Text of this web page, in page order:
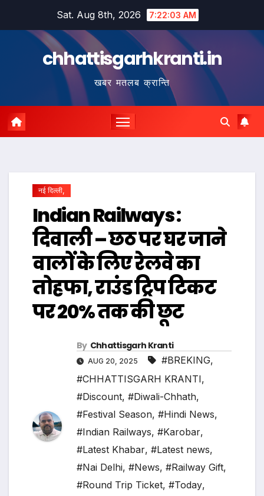
Sat. Aug 8th, 2026 7:22:04 AM
chhattisgarhkranti.in
खबर मतलब क्रान्ति
नई दिल्ली,
Indian Railways :
दिवाली – छठ पर घर जाने
वालों के लिए रेलवे का
तोहफा, राउंड ट्रिप टिकट
पर 20% तक की छूट
By Chhattisgarh Kranti
AUG 20, 2025 #BREKING,
#CHHATTISGARH KRANTI,
#Discount, #Diwali-Chhath,
#Festival Season, #Hindi News,
#Indian Railways, #Karobar,
#Latest Khabar, #Latest news,
#Nai Delhi, #News, #Railway Gift,
#Round Trip Ticket, #Today,